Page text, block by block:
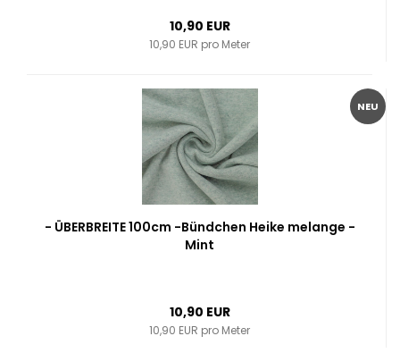
10,90 EUR
10,90 EUR pro Meter
NEU
- ÜBERBREITE 100cm -Bündchen Heike melange -
Mint
10,90 EUR
10,90 EUR pro Meter